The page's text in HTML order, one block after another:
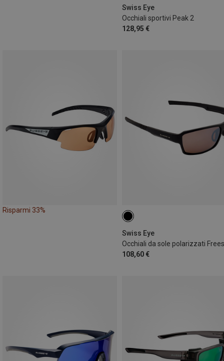
Swiss Eye
Occhiali sportivi Peak 2
128,95 €
Risparmi 33%
Swiss Eye
Occhiali da sole polarizzati
108,60 €